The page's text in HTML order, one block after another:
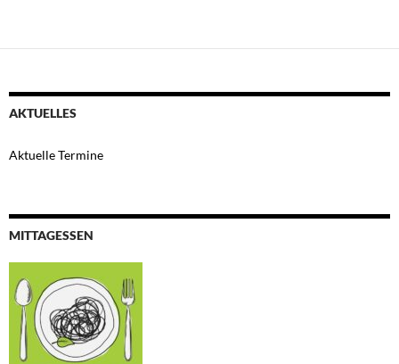
AKTUELLES
Aktuelle Termine
MITTAGESSEN